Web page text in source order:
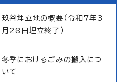
玖谷埋立地の概要（令和7年3
月28日埋立終了）
冬季におけるごみの搬入につ
いて